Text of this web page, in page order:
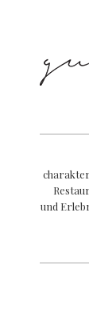
und